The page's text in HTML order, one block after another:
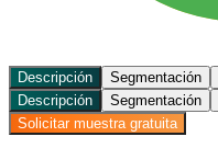
Descripción Segmentación
Descripción
Segmentación
Solicitar muestra gratuita